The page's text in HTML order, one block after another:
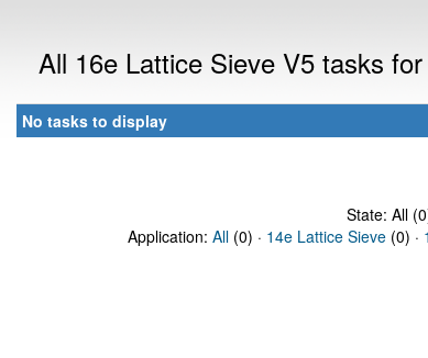
All 16e Lattice Sieve V5 tasks
No tasks to display
State: All
Application: All (0) · 14e Lattice Sieve (0) ·